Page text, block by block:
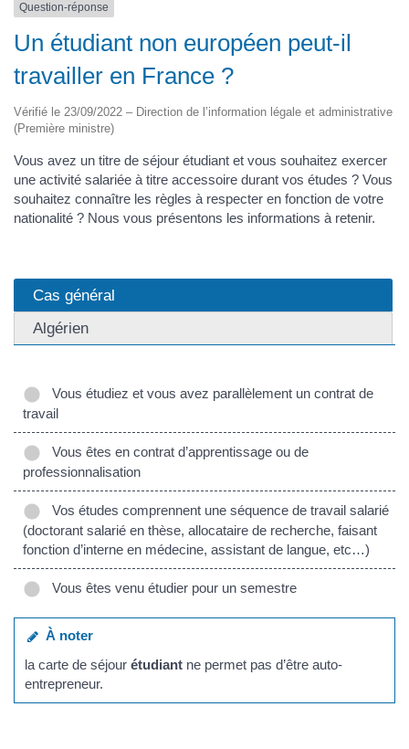
Question-réponse
Un étudiant non européen peut-il
travailler en France ?
Vérifié le 23/09/2022 – Direction de l’information légale et administrative
(Première ministre)
Vous avez un titre de séjour étudiant et vous souhaitez exercer
une activité salariée à titre accessoire durant vos études ? Vous
souhaitez connaître les règles à respecter en fonction de votre
nationalité ? Nous vous présentons les informations à retenir.
Cas général
Algérien
Vous étudiez et vous avez parallèlement un contrat de
travail
Vous êtes en contrat d’apprentissage ou de
professionnalisation
Vos études comprennent une séquence de travail salarié
(doctorant salarié en thèse, allocataire de recherche, faisant
fonction d’interne en médecine, assistant de langue, etc…)
Vous êtes venu étudier pour un semestre
À noter
la carte de séjourétudiant ne permet pas d’être auto-
entrepreneur.